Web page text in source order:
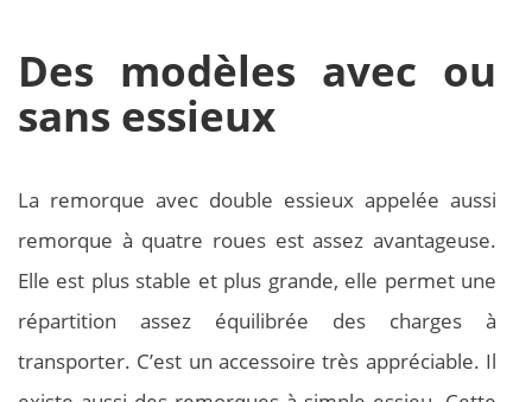
Des modèles avec ou
sans essieux
La remorque avec double essieux appelée aussi
remorque à quatre roues est assez avantageuse.
Elle est plus stable et plus grande, elle permet une
répartition assez équilibrée des charges à
transporter. C’est un accessoire très appréciable. Il